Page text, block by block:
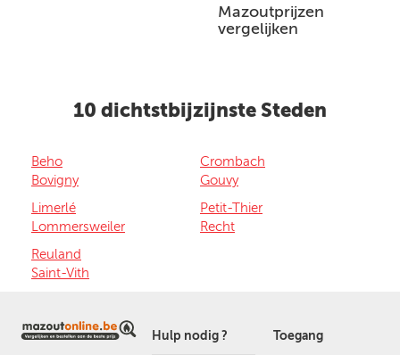
Mazoutprijzen
vergelijken
10 dichtstbijzijnste Steden
Beho
Bovigny
Crombach
Gouvy
Limerlé
Lommersweiler
Petit-Thier
Recht
Reuland
Saint-Vith
Hulp nodig ? Toegang